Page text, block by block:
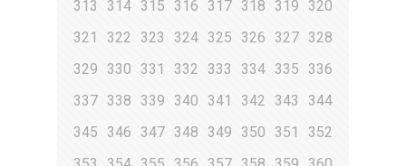
313 314 315 316 317 318 319
320
321
322 323 324 325 326 327 328
329
330 331 332 333 334 335
336
337 338 339 340 341 342 343
344
345
346 347 348 349 350 351
352